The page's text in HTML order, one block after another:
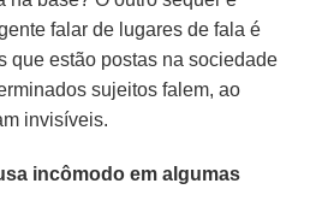
falar de lugares de fala é
que estão postas na sociedade
sujeitos falem, ao
invisíveis.
incômodo em algumas